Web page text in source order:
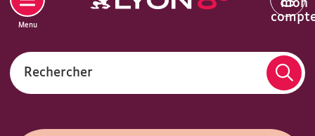
Rechercher
mon
Menu